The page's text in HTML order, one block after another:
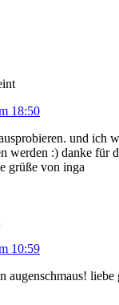
18:50
und ich
werden :) danke für
grüße von inga
10:59
augenschmaus! liebe